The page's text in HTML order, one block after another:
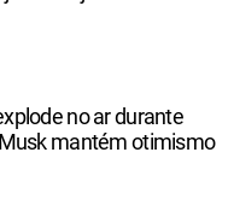
no ar durante
mantém otimismo